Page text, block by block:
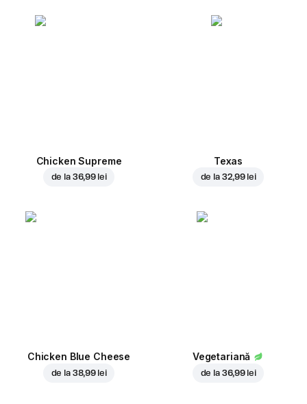
Chicken Supreme
de la 36,99 lei
Texas
de la 32,99 lei
Chicken Blue Cheese
de la 38,99 lei
Vegetariană
de la 36,99 lei